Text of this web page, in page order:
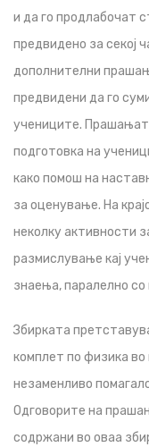
и да го продлабочат
предвидено за секој
дополнителни
предвидени да го
учениците.
подготовка на
како помош на
за оценување. На
неколку активности
размислување кај
знаења, паралелно
Збирката
комплет по физика во
незаменливо
Одговорите на
содржани во оваа